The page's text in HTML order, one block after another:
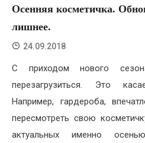
Осенняя косметичка.
лишнее.
24.09.2018
С приходом нового
перезагрузиться. Это
Например, гардероба,
пересмотреть свою
актуальных именно